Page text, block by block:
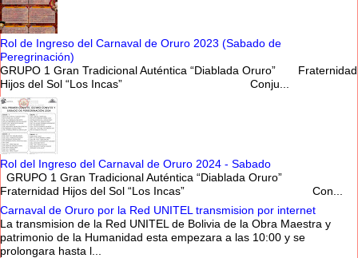
Rol de Ingreso del Carnaval de Oruro 2023 (Sabado de
Peregrinación)
GRUPO 1 Gran Tradicional Auténtica “Diablada Oruro” Fraternidad
Hijos del Sol “Los Incas” Conju...
Rol del Ingreso del Carnaval de Oruro 2024 - Sabado
GRUPO 1 Gran Tradicional Auténtica “Diablada Oruro”
Fraternidad Hijos del Sol “Los Incas” Con...
Carnaval de Oruro por la Red UNITEL transmision por internet
La transmision de la Red UNITEL de Bolivia de la Obra Maestra y
patrimonio de la Humanidad esta empezara a las 10:00 y se
prolongara hasta l...